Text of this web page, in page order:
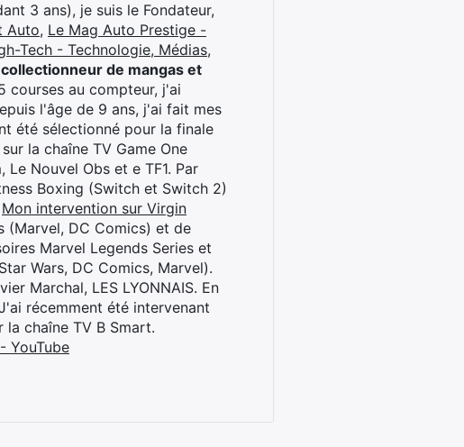
3 ans), je suis le Fondateur,
Auto, Le Mag Auto Prestige -
Tech - Technologie, Médias,
de mangas et
courses au compteur, j'ai
l'âge de 9 ans, j'ai fait mes
été sélectionné pour la finale
la chaîne TV Game One
Nouvel Obs et e TF1. Par
Boxing (Switch et Switch 2)
Mon intervention sur Virgin
(Marvel, DC Comics) et de
Marvel Legends Series et
Wars, DC Comics, Marvel).
Marchal, LES LYONNAIS. En
récemment été intervenant
chaîne TV B Smart.
YouTube